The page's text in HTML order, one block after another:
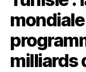
milliards